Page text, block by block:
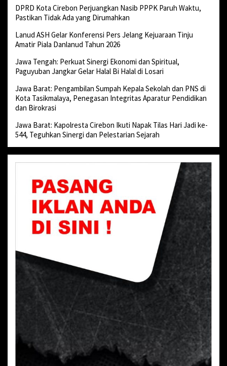
DPRD Kota Cirebon Perjuangkan Nasib PPPK Paruh Waktu,
Pastikan Tidak Ada yang Dirumahkan
Lanud ASH Gelar Konferensi Pers Jelang Kejuaraan Tinju
Amatir Piala Danlanud Tahun 2026
Jawa Tengah: Perkuat Sinergi Ekonomi dan Spiritual,
Paguyuban Jangkar Gelar Halal Bi Halal di Losari
Jawa Barat: Pengambilan Sumpah Kepala Sekolah dan PNS di
Kota Tasikmalaya, Penegasan Integritas Aparatur Pendidikan
dan Birokrasi
Jawa Barat: Kapolresta Cirebon Ikuti Napak Tilas Hari Jadi ke-
544, Teguhkan Sinergi dan Pelestarian Sejarah